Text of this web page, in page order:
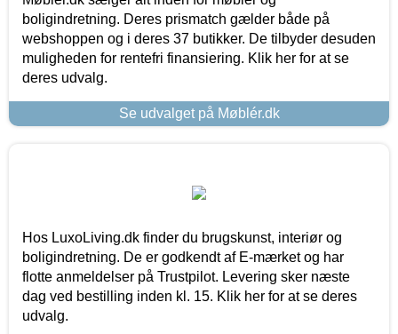
boligindretning. Deres prismatch gælder både på
webshoppen og i deres 37 butikker. De tilbyder desuden
muligheden for rentefri finansiering. Klik her for at se
deres udvalg.
Se udvalget på Møblér.dk
Hos LuxoLiving.dk finder du brugskunst, interiør og
boligindretning. De er godkendt af E-mærket og har
flotte anmeldelser på Trustpilot. Levering sker næste
dag ved bestilling inden kl. 15. Klik her for at se deres
udvalg.